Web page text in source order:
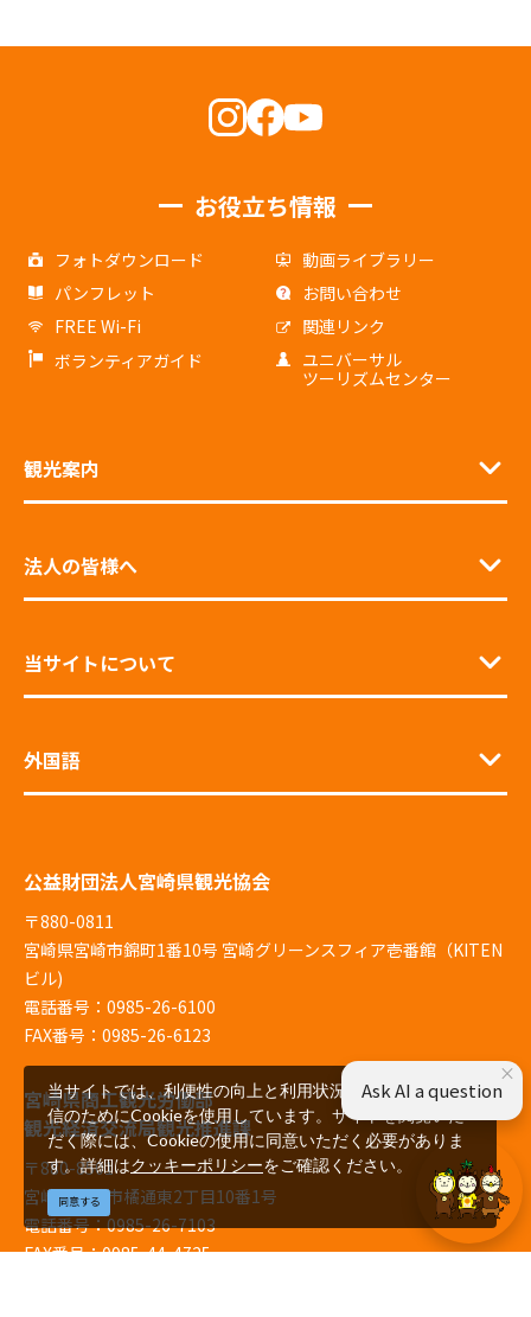
お役立ち情報
フォトダウンロード
動画ライブラリー
パンフレット
お問い合わせ
FREE Wi-Fi
関連リンク
ボランティアガイド
ユニバーサル
ツーリズムセンター
観光案内
法人の皆様へ
当サイトについて
外国語
公益財団法人宮崎県観光協会
〒880-0811
宮崎県宮崎市錦町1番10号 宮崎グリーンスフィア壱番館（KITEN
ビル)
電話番号：0985-26-6100
FAX番号：0985-26-6123
宮崎県商工観光労働部
観光経済交流局観光推進課
〒880-8501
宮崎県宮崎市橘通東2丁目10番1号
電話番号：0985-26-7103
FAX番号：0985-44-4725
当サイトでは、利便性の向上と利用状況の解析、広告配
信のためにCookieを使用しています。サイトを閲覧いた
だく際には、Cookieの使用に同意いただく必要がありま
す。詳細はクッキーポリシーをご確認ください。
同意する
×
Ask AI a question